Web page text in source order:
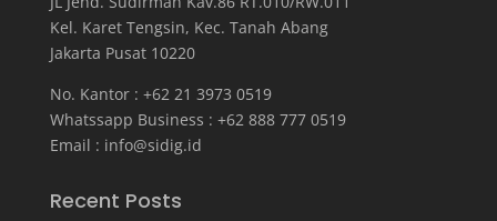
Kel. Karet Tengsin, Kec. Tanah Abang
Jakarta Pusat 10220
No. Kantor : +62 21 3973 0519
Whatssapp Business : +62 888 777 0519
Email : info@sidig.id
Recent Posts